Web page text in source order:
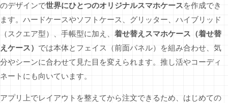
のデザインで世界にひとつのオリジナルスマホケースを作成でき
ます。ハードケースやソフトケース、グリッター、ハイブリッド
（スクエア型）、手帳型に加え、 着せ替えスマホケース（着せ替
えケース） では本体とフェイス（前面パネル）を組み合わせ、気
分やシーンに合わせて見た目を変えられます。推し活やコーディ
ネートにも向いています。
アプリ上でレイアウトを整えてから注文できるため、はじめての